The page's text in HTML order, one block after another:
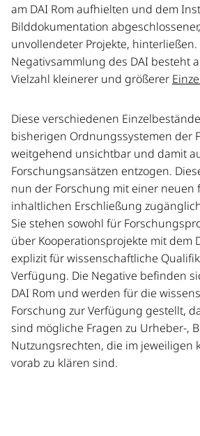
am DAI Rom aufhielten und dem
Bilddokumentation
unvollendeter Projekte, hinterließen.
Negativsammlung des DAI besteht
Vielzahl kleinerer und größerer
Diese verschiedenen
bisherigen Ordnungssystemen der
weitgehend unsichtbar und damit
Forschungsansätzen entzogen.
nun der Forschung mit einer neuen
inhaltlichen Erschließung
Sie stehen sowohl für
über Kooperationsprojekte mit dem
explizit für wissenschaftliche
Verfügung. Die Negative befinden
DAI Rom und werden für die
Forschung zur Verfügung gestellt,
sind mögliche Fragen zu Urheber-,
Nutzungsrechten, die im jeweiligen
vorab zu klären sind.